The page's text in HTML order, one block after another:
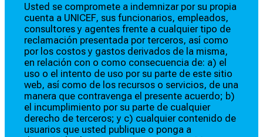
Usted se compromete a indemnizar por su propia
cuenta a UNICEF, sus funcionarios, empleados,
consultores y agentes frente a cualquier tipo de
reclamación presentada por terceros, así como
por los costos y gastos derivados de la misma,
en relación con o como consecuencia de: a) el
uso o el intento de uso por su parte de este sitio
web, así como de los recursos o servicios, de una
manera que contravenga el presente acuerdo; b)
el incumplimiento por su parte de cualquier
derecho de terceros; y c) cualquier contenido de
usuarios que usted publique o ponga a